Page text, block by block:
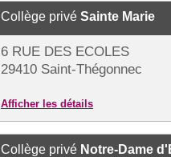
Collège privé Sainte Marie
6 RUE DES ECOLES
29410 Saint-Thégonnec
Afficher les détails
Collège privé Notre-Dame